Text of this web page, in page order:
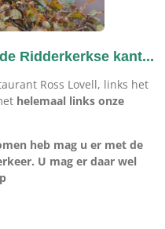
Ridderkerkse kant...
Ross Lovell, links het
helemaal links onze
heb mag u er met de
U mag er daar wel